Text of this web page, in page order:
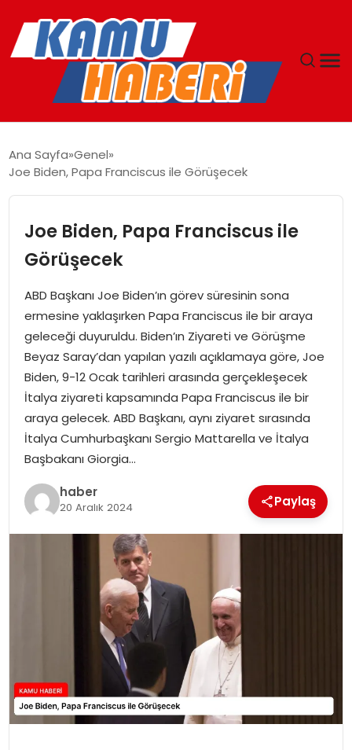
GÜNCEL
MAGAZIN
EKONOMI
SPOR
TEKNOLOJI
EĞITIM
GENEL
Ana Sayfa Genel
Joe Biden, Papa Franciscus ile Görüşecek
Joe Biden, Papa Franciscus ile
Görüşecek
ABD Başkanı Joe Biden’ın görev süresinin sona
ermesine yaklaşırken Papa Franciscus ile bir araya
geleceği duyuruldu. Biden’ın Ziyareti ve Görüşme
Beyaz Saray’dan yapılan yazılı açıklamaya göre, Joe
Biden, 9-12 Ocak tarihleri arasında gerçekleşecek
İtalya ziyareti kapsamında Papa Franciscus ile bir
araya gelecek. ABD Başkanı, aynı ziyaret sırasında
İtalya Cumhurbaşkanı Sergio Mattarella ve İtalya
Başbakanı Giorgia…
haber
20 Aralık 2024 Paylaş